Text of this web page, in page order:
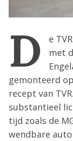
D
e
met
gemonteerd
recept van
substantieel
tijd zoals de
wendbare